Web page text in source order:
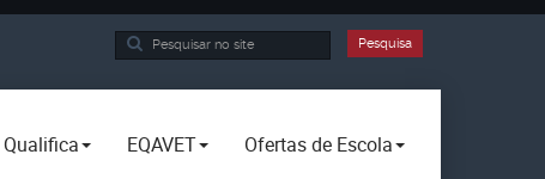
Pesquisa... Pesquisa
Qualifica EQAVET Ofertas de Escola